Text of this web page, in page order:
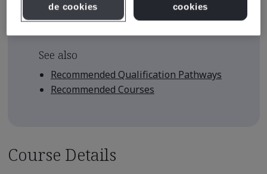
See also
Recommended Qualification Pathways
Recommended Courses
Course Details
de cookies
cookies